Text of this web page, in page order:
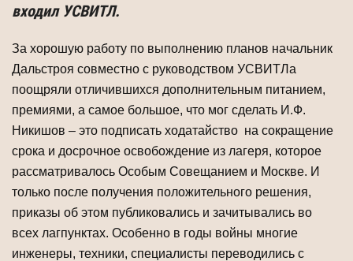
входил УСВИТЛ.
За хорошую работу по выполнению планов начальник
Дальстроя совместно с руководством УСВИТЛа
поощряли отличившихся дополнительным питанием,
премиями, а самое большое, что мог сделать И.Ф.
Никишов – это подписать ходатайство на сокращение
срока и досрочное освобождение из лагеря, которое
рассматривалось Особым Совещанием и Москве. И
только после получения положительного решения,
приказы об этом публиковались и зачитывались во
всех лагпунктах. Особенно в годы войны многие
инженеры, техники, специалисты переводились с